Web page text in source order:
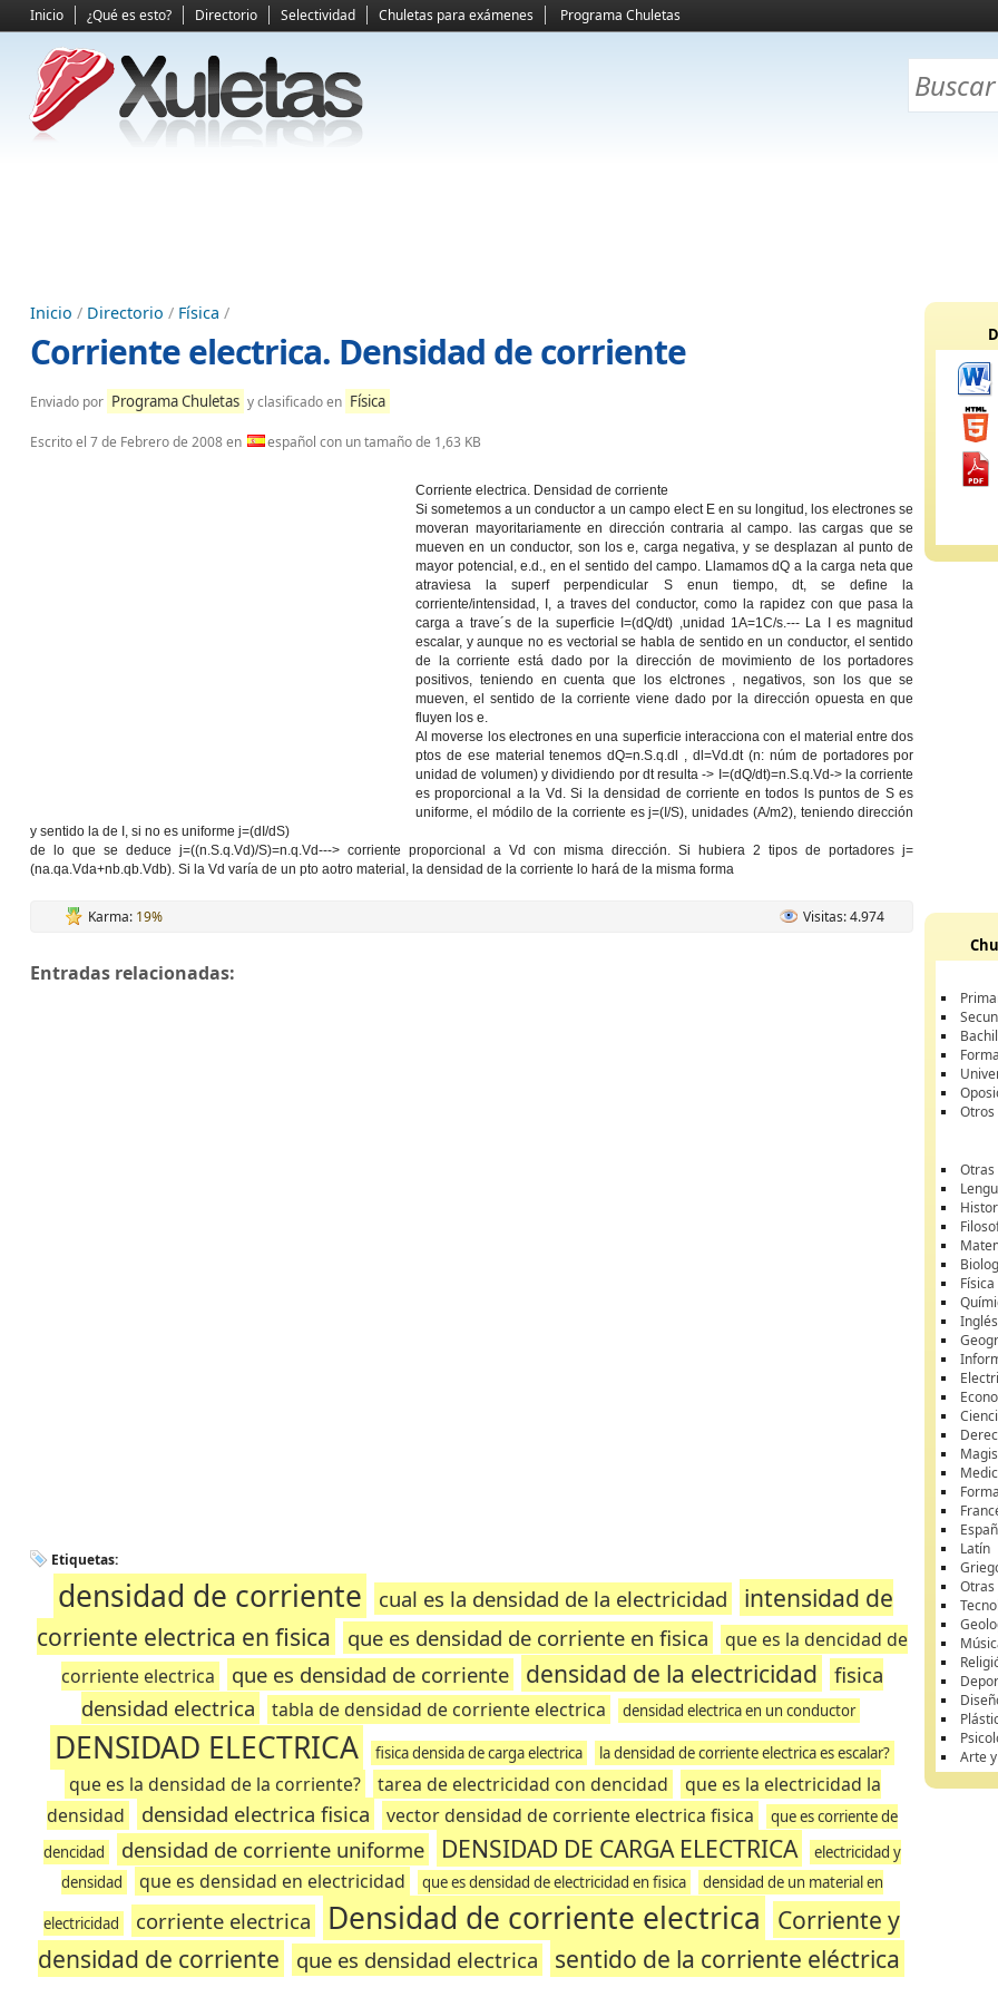
Inicio ¿Qué es esto? Directorio Selectividad Chuletas para exámenes Programa Chuletas
Inicio / Directorio / Física /
Corriente electrica. Densidad de corriente
Enviado por Programa Chuletas y clasificado en Física
Escrito el 7 de Febrero de 2008en español con un tamaño de 1,63 KB
Corriente electrica. Densidad de corriente
Si sometemos a un conductor a un campo elect E en su longitud, los electrones se
moveran mayoritariamente en dirección contraria al campo. las cargas que se
mueven en un conductor, son los e, carga negativa, y se desplazan al punto de
mayor potencial, e.d., en el sentido del campo. Llamamos dQ a la carga neta que
atraviesa la superf perpendicular S enun tiempo, dt, se define la
corriente/intensidad, I, a traves del conductor, como la rapidez con que pasa la
carga a trave´s de la superficie I=(dQ/dt) ,unidad 1A=1C/s.--- La I es magnitud
escalar, y aunque no es vectorial se habla de sentido en un conductor, el sentido
de la corriente está dado por la dirección de movimiento de los portadores
positivos, teniendo en cuenta que los elctrones , negativos, son los que se
mueven, el sentido de la corriente viene dado por la dirección opuesta en que
fluyen los e.
Al moverse los electrones en una superficie interacciona con el material entre dos
ptos de ese material tenemos dQ=n.S.q.dl , dl=Vd.dt (n: núm de portadores por
unidad de volumen) y dividiendo por dt resulta -> I=(dQ/dt)=n.S.q.Vd-> la corriente
es proporcional a la Vd. Si la densidad de corriente en todos ls puntos de S es
uniforme, el módilo de la corriente es j=(I/S), unidades (A/m2), teniendo dirección
y sentido la de I, si no es uniforme j=(dI/dS)
de lo que se deduce j=((n.S.q.Vd)/S)=n.q.Vd---> corriente proporcional a Vd con misma dirección. Si hubiera 2 tipos de portadores j=
(na.qa.Vda+nb.qb.Vdb). Si la Vd varía de un pto aotro material, la densidad de la corriente lo hará de la misma forma
Karma: 19% Visitas: 4.974
Entradas relacionadas:
Etiquetas:
densidad de corriente cual es la densidad de la electricidad
intensidad de
corriente electrica en fisica
que es densidad de corriente en fisica
que es la dencidad de
corriente electrica
que es densidad de corriente densidad de la electricidad
fisica
densidad electrica
tabla de densidad de corriente electrica densidad electrica en un conductor
DENSIDAD ELECTRICA fisica densida de carga electrica la densidad de corriente electrica es escalar?
que es la densidad de la corriente? tarea de electricidad con dencidad
que es la electricidad la
densidad
densidad electrica fisica vector densidad de corriente electrica fisica
que es corriente de
dencidad
densidad de corriente uniforme DENSIDAD DE CARGA ELECTRICA
electricidad y
densidad
que es densidad en electricidad que es densidad de electricidad en fisica densidad de un material en
electricidad corriente electrica Densidad de corriente electrica
Corriente y
densidad de corriente
que es densidad electrica sentido de la corriente eléctrica
Otros
Física
Inglés
Latín
Arte